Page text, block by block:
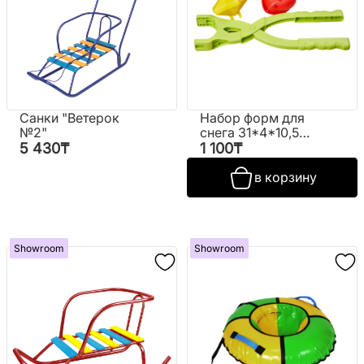
Санки "Ветерок
№2"
5 430₸
Набор форм для
снега 31*4*10,5
см в сетке
№СЛ-5609 (Юг-
1 100₸
в корзину
Showroom Showroom